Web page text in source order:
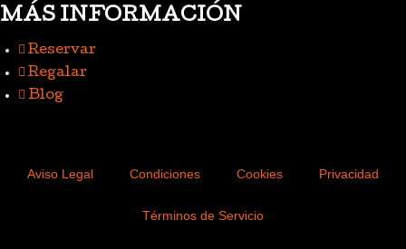
MÁS INFORMACIÓN
Reservar
Regalar
Blog
Aviso Legal Condiciones Cookies Privacidad
Términos de Servicio